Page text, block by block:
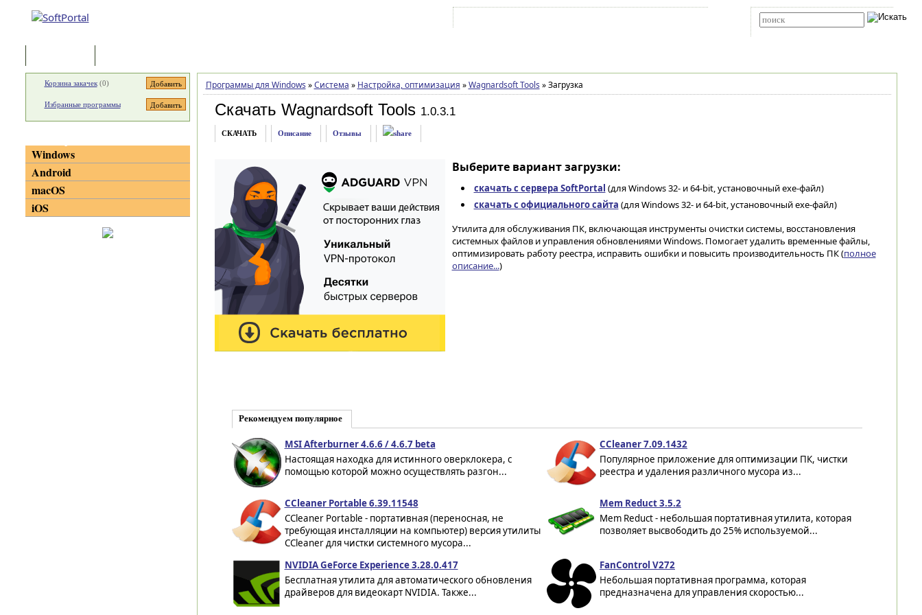
Программы для Windows » Система » Настройка, оптимизация » Wagnardsoft Tools »Загрузка
Скачать Wagnardsoft Tools 1.0.3.1
СКАЧАТЬ Описание Отзывы
Выберите вариант загрузки:
скачать с сервера SoftPortal (для Windows 32- и 64-bit, установочный exe-файл)
скачать с официального сайта (для Windows 32- и 64-bit, установочный exe-файл)
Утилита для обслуживания ПК, включающая инструменты очистки системы, восстановления
системных файлов и управления обновлениями Windows. Помогает удалить временные файлы,
оптимизировать работу реестра, исправить ошибки и повысить производительность ПК (полное
описание...)
Рекомендуем популярное
MSI Afterburner 4.6.6 / 4.6.7 beta
Настоящая находка для истинного оверклокера, с
помощью которой можно осуществлять разгон...
CCleaner 7.09.1432
Популярное приложение для оптимизации ПК, чистки
реестра и удаления различного мусора из...
CCleaner Portable 6.39.11548
CCleaner Portable - портативная (переносная, не
требующая инсталляции на компьютер) версия утилиты
CCleaner для чистки системного мусора...
Mem Reduct 3.5.2
Mem Reduct - небольшая портативная утилита, которая
позволяет высвободить до 25% используемой...
NVIDIA GeForce Experience 3.28.0.417
Бесплатная утилита для автоматического обновления
драйверов для видеокарт NVIDIA. Также...
FanControl V272
Небольшая портативная программа, которая
предназначена для управления скоростью...
Корзина закачек(0)
Избранные программы
Windows
Android
macOS
iOS